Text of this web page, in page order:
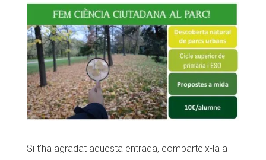
Si t’ha agradat aquesta entrada, comparteix-la a